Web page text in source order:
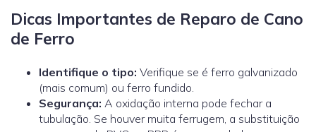
Dicas Importantes de Reparo de Cano
de Ferro
Identifique o tipo: Verifique se é ferro galvanizado
(mais comum) ou ferro fundido.
Segurança: A oxidação interna pode fechar a
tubulação. Se houver muita ferrugem, a substituição